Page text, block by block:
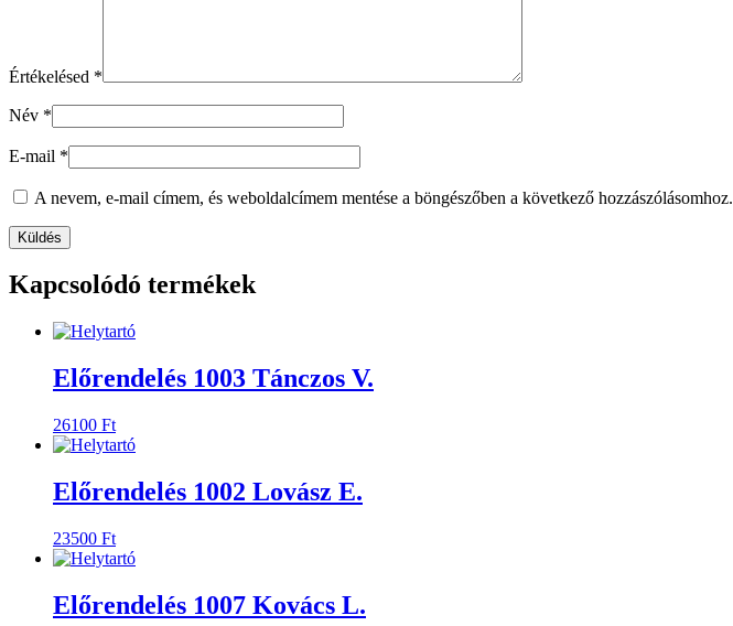
Értékelésed *
Név *
E-mail *
A nevem, e-mail címem, és weboldalcímem mentése a böngészőben a következő hozzászólásomhoz.
Kapcsolódó termékek
Előrendelés 1003 Tánczos V.
26100 Ft
Előrendelés 1002 Lovász E.
23500 Ft
Előrendelés 1007 Kovács L.